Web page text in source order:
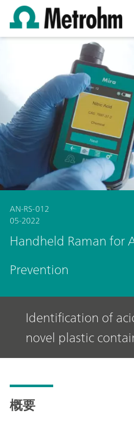
AN-RS-012
05-2022
Handheld Raman for
Prevention
Identification of
novel plastic
概要